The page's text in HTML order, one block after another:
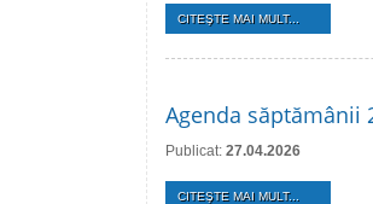
CITEŞTE MAI MULT...
Agenda săptămânii
Publicat: 27.04.2026
CITEŞTE MAI MULT...